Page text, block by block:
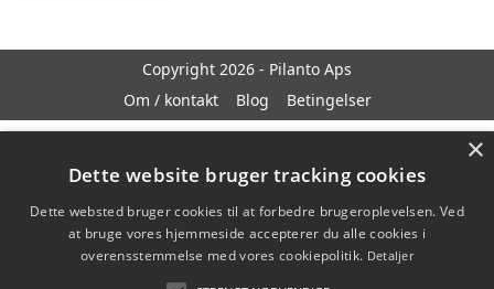
Copyright 2026 - Pilanto Aps
Om / kontakt
Blog Betingelser
×
Dette website bruger tracking cookies
Dette websted bruger cookies til at forbedre brugeroplevelsen. Ved
at bruge vores hjemmeside accepterer du alle cookies i
overensstemmelse med vores cookiepolitik. Detaljer